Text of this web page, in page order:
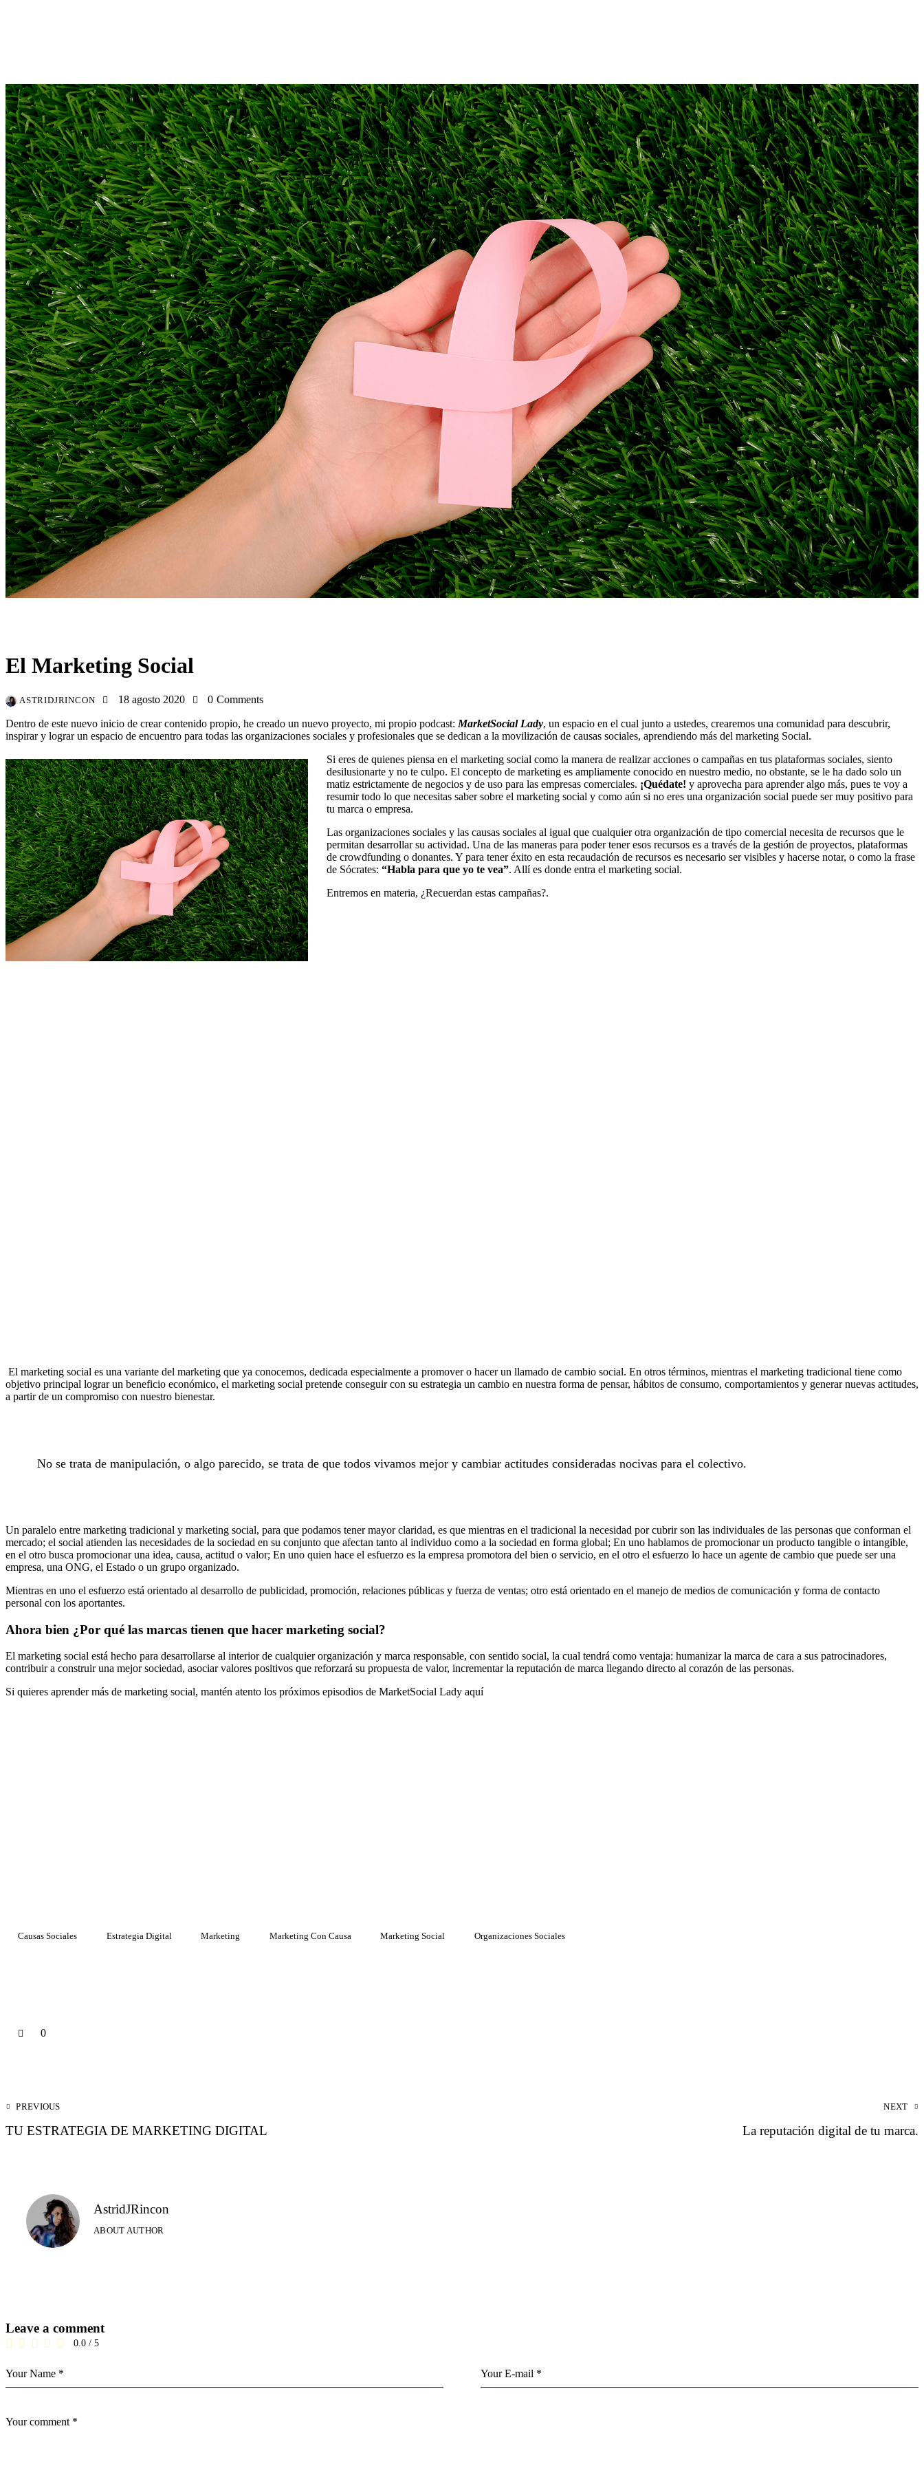
El Marketing Social
ASTRIDJRINCON 18 agosto 2020 0 Comments
Dentro de este nuevo inicio de crear contenido propio, he creado un nuevo proyecto, mi propio podcast:MarketSocial Lady, un espacio en el cual junto a ustedes, crearemos una comunidad para descubrir,
inspirar y lograr un espacio de encuentro para todas las organizaciones sociales y profesionales que se dedican a la movilización de causas sociales, aprendiendo más del marketing Social.
Si eres de quienes piensa en el marketing social como la manera de realizar acciones o campañas en tus plataformas sociales, siento
desilusionarte y no te culpo. El concepto de marketing es ampliamente conocido en nuestro medio, no obstante, se le ha dado solo un
matiz estrictamente de negocios y de uso para las empresas comerciales. ¡Quédate! y aprovecha para aprender algo más, pues te voy a
resumir todo lo que necesitas saber sobre el marketing social y como aún si no eres una organización social puede ser muy positivo para
tu marca o empresa.
Las organizaciones sociales y las causas sociales al igual que cualquier otra organización de tipo comercial necesita de recursos que le
permitan desarrollar su actividad. Una de las maneras para poder tener esos recursos es a través de la gestión de proyectos, plataformas
de crowdfunding o donantes. Y para tener éxito en esta recaudación de recursos es necesario ser visibles y hacerse notar, o como la frase
de Sócrates:“Habla para que yo te vea”. Allí es donde entra el marketing social.
Entremos en materia, ¿Recuerdan estas campañas?.
El marketing social es una variante del marketing que ya conocemos, dedicada especialmente a promover o hacer un llamado de cambio social. En otros términos, mientras el marketing tradicional tiene como
objetivo principal lograr un beneficio económico, el marketing social pretende conseguir con su estrategia un cambio en nuestra forma de pensar, hábitos de consumo, comportamientos y generar nuevas actitudes,
a partir de un compromiso con nuestro bienestar.
No se trata de manipulación, o algo parecido, se trata de que todos vivamos mejor y cambiar actitudes consideradas nocivas para el colectivo.
Un paralelo entre marketing tradicional y marketing social, para que podamos tener mayor claridad, es que mientras en el tradicional la necesidad por cubrir son las individuales de las personas que conforman el
mercado; el social atienden las necesidades de la sociedad en su conjunto que afectan tanto al individuo como a la sociedad en forma global; En uno hablamos de promocionar un producto tangible o intangible,
en el otro busca promocionar una idea, causa, actitud o valor; En uno quien hace el esfuerzo es la empresa promotora del bien o servicio, en el otro el esfuerzo lo hace un agente de cambio que puede ser una
empresa, una ONG, el Estado o un grupo organizado.
Mientras en uno el esfuerzo está orientado al desarrollo de publicidad, promoción, relaciones públicas y fuerza de ventas; otro está orientado en el manejo de medios de comunicación y forma de contacto
personal con los aportantes.
Ahora bien ¿Por qué las marcas tienen que hacer marketing social?
El marketing social está hecho para desarrollarse al interior de cualquier organización y marca responsable, con sentido social, la cual tendrá como ventaja: humanizar la marca de cara a sus patrocinadores,
contribuir a construir una mejor sociedad, asociar valores positivos que reforzará su propuesta de valor, incrementar la reputación de marca llegando directo al corazón de las personas.
Si quieres aprender más de marketing social, mantén atento los próximos episodios de MarketSocial Lady aquí
Causas Sociales Estrategia Digital Marketing Marketing Con Causa Marketing Social Organizaciones Sociales
0
PREVIOUS
TU ESTRATEGIA DE MARKETING DIGITAL
NEXT
La reputación digital de tu marca.
AstridJRincon
ABOUT AUTHOR
Leave a comment
0.0 / 5